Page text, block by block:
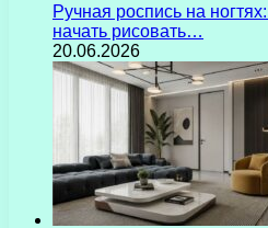
Ручная роспись на
начать рисовать…
20.06.2026